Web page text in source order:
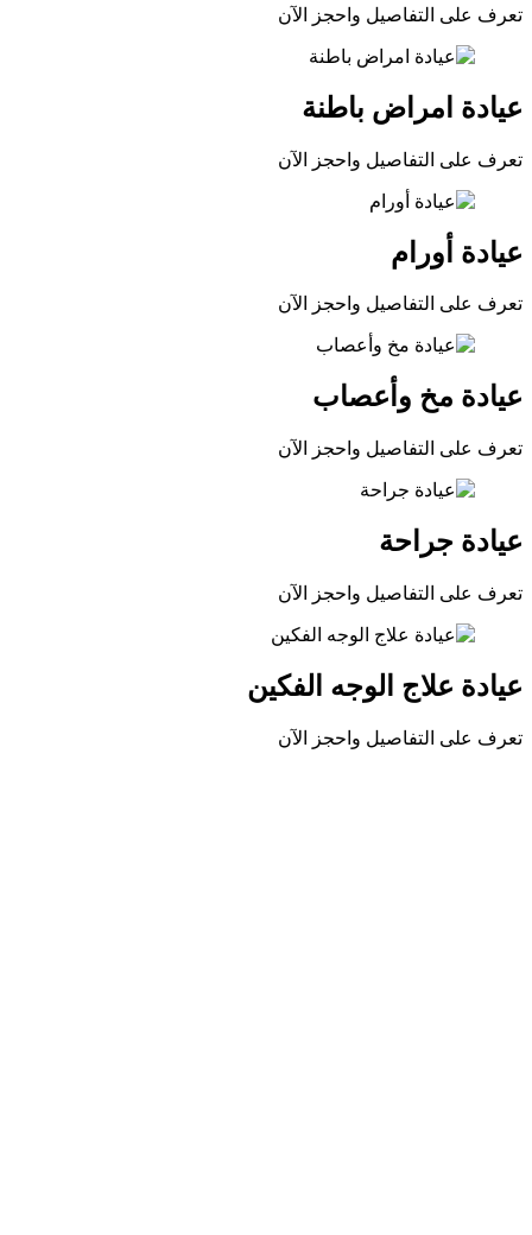
تعرف على التفاصيل واحجز الآن
عيادة امراض باطنة
تعرف على التفاصيل واحجز الآن
عيادة أورام
تعرف على التفاصيل واحجز الآن
عيادة مخ وأعصاب
تعرف على التفاصيل واحجز الآن
عيادة جراحة
تعرف على التفاصيل واحجز الآن
عيادة علاج الوجه الفكين
تعرف على التفاصيل واحجز الآن